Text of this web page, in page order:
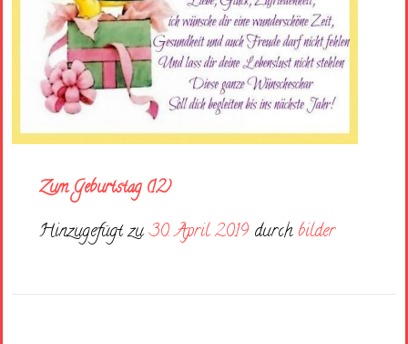
Zum Geburtstag (12)
Hinzugefügt zu30. April 2019 durch bilder